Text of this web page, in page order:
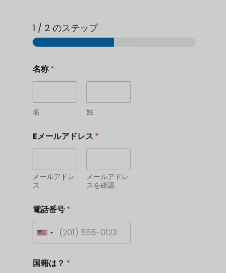
1 / 2 のステップ
名称*
名 姓
Eメールアドレス *
メールアドレ
ス
メールアドレ
スを確認
電話番号*
U
i
国籍は？ *